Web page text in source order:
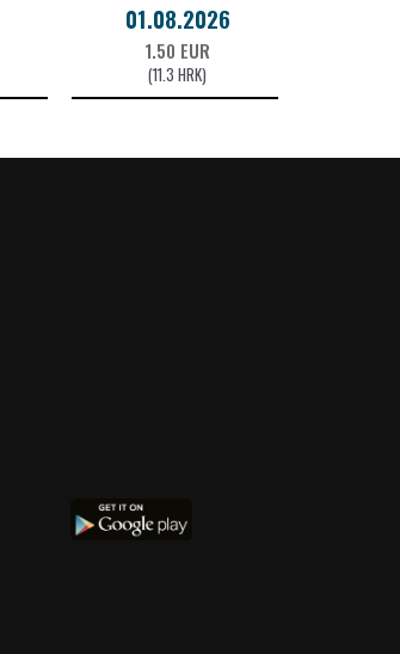
01.08.2026
1.50 EUR
(11.3 HRK)